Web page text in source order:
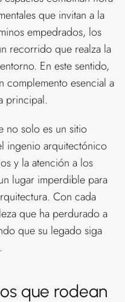
que invitan a la
empedrados, los
recorrido que realza la
En este sentido,
complemento esencial a
principal.
no solo es un sitio
ingenio arquitectónico
y la atención a los
lugar imperdible para
Con cada
que ha perdurado a
que su legado siga
que rodean